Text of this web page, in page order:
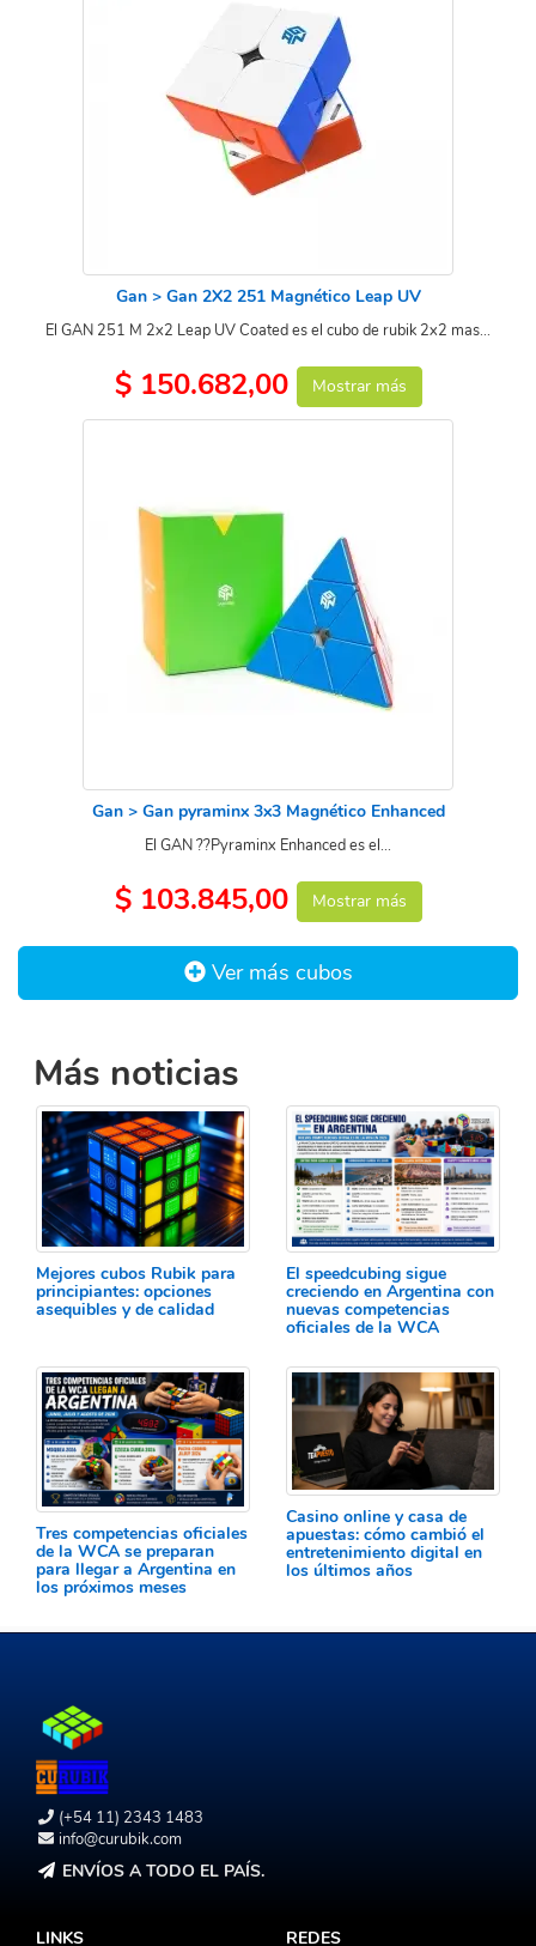
Gan > Gan 2X2 251 Magnético Leap UV
El GAN 251 M 2x2 Leap UV Coated es el cubo de rubik 2x2 mas...
$ 150.682,00 Mostrar más
Gan > Gan pyraminx 3x3 Magnético Enhanced
El GAN ??Pyraminx Enhanced es el...
$ 103.845,00 Mostrar más
Ver más cubos
Más noticias
Mejores cubos Rubik para
principiantes: opciones
asequibles y de calidad
El speedcubing sigue
creciendo en Argentina con
nuevas competencias
oficiales de la WCA
Tres competencias oficiales
de la WCA se preparan
para llegar a Argentina en
los próximos meses
Casino online y casa de
apuestas: cómo cambió el
entretenimiento digital en
los últimos años
(+54 11) 2343 1483
info@curubik.com
ENVÍOS A TODO EL PAÍS.
LINKS REDES